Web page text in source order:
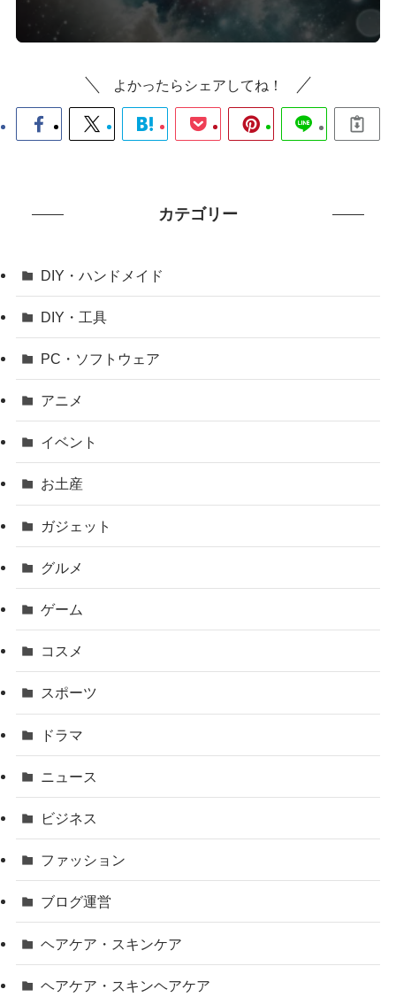
よかったらシェアしてね！
カテゴリー
DIY・ハンドメイド
DIY・工具
PC・ソフトウェア
アニメ
イベント
お土産
ガジェット
グルメ
ゲーム
コスメ
スポーツ
ドラマ
ニュース
ビジネス
ファッション
ブログ運営
ヘアケア・スキンケア
ヘアケア・スキンヘアケア